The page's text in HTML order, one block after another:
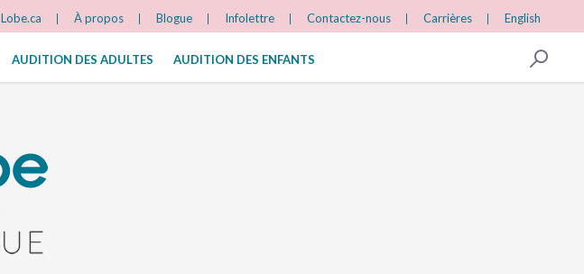
Lobe.ca À propos Blogue Infolettre Contactez-nous Carrières English
AUDITION DES ADULTES AUDITION DES ENFANTS